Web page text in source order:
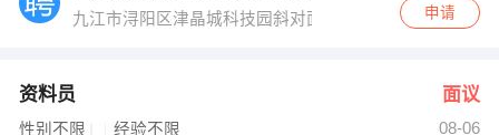
九江市浔阳区津晶城科技园斜对面
申请
资料员 面议
性别不限 经验不限
08-06